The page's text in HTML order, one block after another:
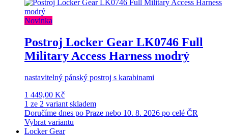
Novinka
Postroj Locker Gear LK0746 Full
Military Access Harness modrý
nastavitelný pánský postroj s karabinami
1 449,00 Kč
1 ze 2 variant skladem
Doručíme dnes po Praze nebo 10. 8. 2026 po celé ČR
Vybrat variantu
Locker Gear